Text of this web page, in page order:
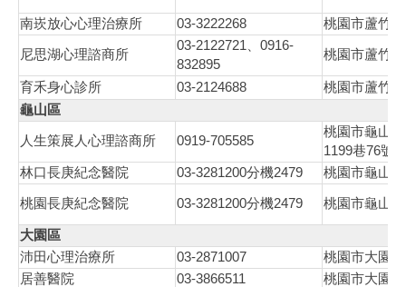
南崁放心心理治療所 03-3222268 桃園市蘆竹
尼思湖心理諮商所
03-2122721
0916-
832895
桃園市蘆竹
育禾身心診所 03-2124688
桃園市蘆竹
龜山區
人生策展人心理諮商所 0919-705585
桃園市龜山
1199巷76號
林口長庚紀念醫院
03-3281200分機2479 桃園市龜山
桃園長庚紀念醫院 03-3281200分機2479 桃園市龜山
大園區
沛田心理治療所
03-2871007
桃園市大園
居善醫院
03-3866511
桃園市大園